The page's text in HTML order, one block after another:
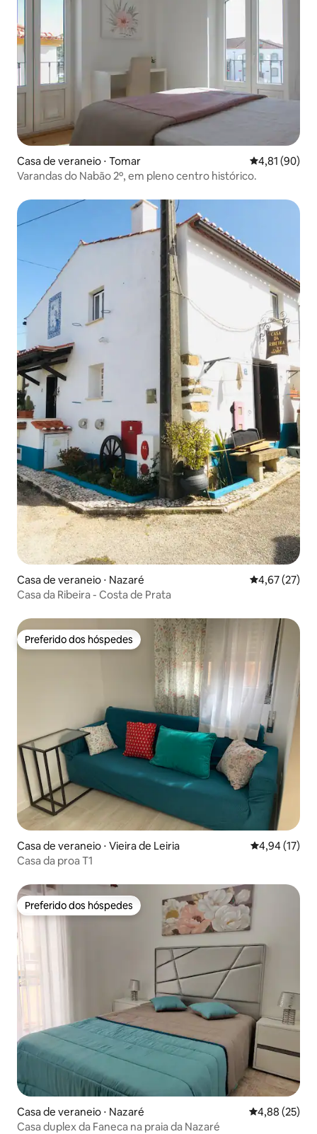
Casa de veraneio ⋅ Tomar 4,81 de uma
4,81 (90)
Varandas do Nabão 2º, em pleno centro histórico.
Casa de veraneio ⋅ Nazaré 4,67 de uma
4,67 (27)
Casa da Ribeira - Costa de Prata
Preferido dos hóspedes
Preferido dos hóspedes
Casa de veraneio ⋅ Vieira de Leiria 4,94 de uma
4,94 (17)
Casa da proa T1
Preferido dos hóspedes
Preferido dos hóspedes
Casa de veraneio ⋅ Nazaré 4,88 de uma
4,88 (25)
Casa duplex da Faneca na praia da Nazaré